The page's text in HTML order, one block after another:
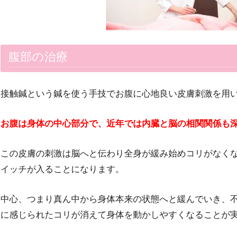
腹部の治療
接触鍼という鍼を使う手技でお腹に心地良い皮膚刺激を用
お腹は身体の中心部分で、近年では内臓と脳の相関関係も
この皮膚の刺激は脳へと伝わり全身が緩み始めコリがなく
イッチが入ることになります。
中心、つまり真ん中から身体本来の状態へと緩んでいき、
に感じられたコリが消えて身体を動かしやすくなることが